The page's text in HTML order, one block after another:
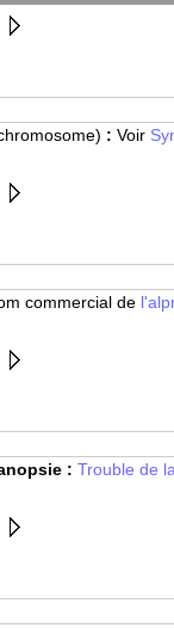
: Voir
commercial de
: Trouble de